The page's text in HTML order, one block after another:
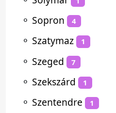
⚬ Sopron 4
⚬ Szatymaz 1
⚬ Szeged 7
⚬ Szekszárd 1
⚬ Szentendre 1